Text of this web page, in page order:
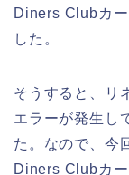
Diners Clubカ
した。
そうすると、リ
エラーが発生し
た。なので、今
Diners Clubカ